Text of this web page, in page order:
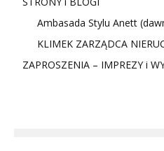
Ambasada Stylu Anett
KLIMEK ZARZĄDCA
ZAPROSZENIA – IMPREZY i